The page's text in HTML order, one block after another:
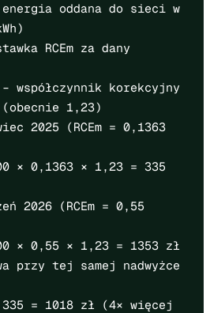
– energia oddana do sieci w
RCEm za dany
– współczynnik korekcyjny
1,23)
2025 (RCEm = 0,1363
× 0,1363 × 1,23 = 335
2026 (RCEm = 0,55
× 0,55 × 1,23 = 1353 zł
przy tej samej nadwyżce
335 = 1018 zł (4× więcej